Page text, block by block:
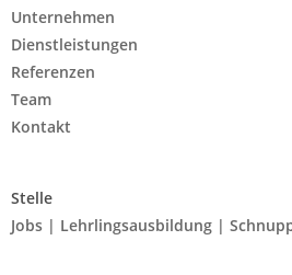
Unternehmen
Dienstleistungen
Referenzen
Team
Kontakt
Stelle
Jobs | Lehrlingsausbildung |